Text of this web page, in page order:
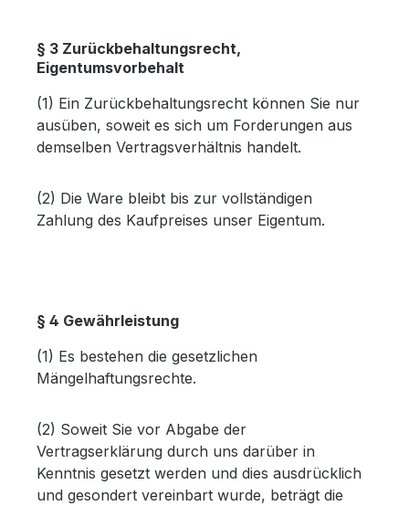
§ 3 Zurückbehaltungsrecht,
Eigentumsvorbehalt
(1) Ein Zurückbehaltungsrecht können Sie nur
ausüben, soweit es sich um Forderungen aus
demselben Vertragsverhältnis handelt.
(2) Die Ware bleibt bis zur vollständigen
Zahlung des Kaufpreises unser Eigentum.
§ 4 Gewährleistung
(1) Es bestehen die gesetzlichen
Mängelhaftungsrechte.
(2) Soweit Sie vor Abgabe der
Vertragserklärung durch uns darüber in
Kenntnis gesetzt werden und dies ausdrücklich
und gesondert vereinbart wurde, beträgt die